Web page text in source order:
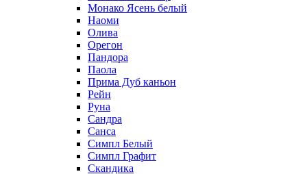
Монако Ясень белый
Наоми
Олива
Орегон
Пандора
Паола
Прима Дуб каньон
Рейн
Руна
Сандра
Санса
Симпл Белый
Симпл Графит
Скандика